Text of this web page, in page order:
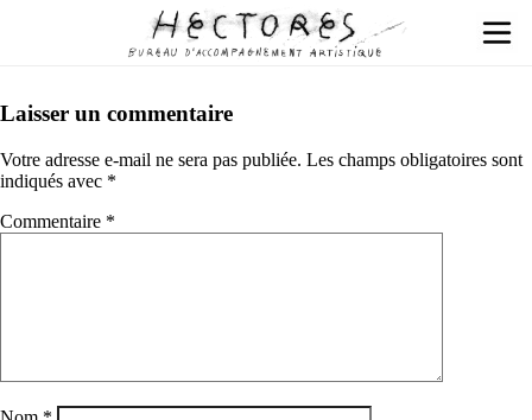
Laisser un commentaire
Votre adresse e-mail ne sera pas publiée. Les champs obligatoires sont
indiqués avec *
Commentaire *